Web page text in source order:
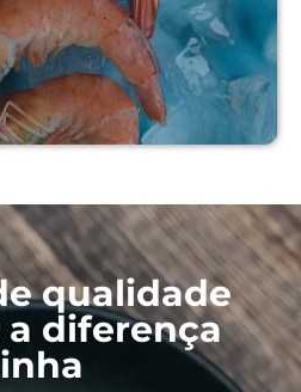
isso, nossos produtos
em todos os tipos
são comercializados!
qualidade
diferença